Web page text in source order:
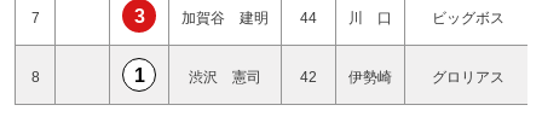
7 3 加賀谷 建明 44 川 口 ビッグボス
8 1 渋沢 憲司 42 伊勢崎 グロリアス